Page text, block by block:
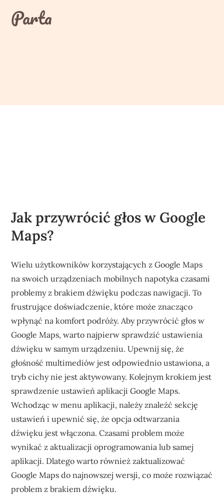
contentParta
Jak przywrócić głos w Google
Maps?
Wielu użytkowników korzystających z Google Maps
na swoich urządzeniach mobilnych napotyka czasami
problemy z brakiem dźwięku podczas nawigacji. To
frustrujące doświadczenie, które może znacząco
wpłynąć na komfort podróży. Aby przywrócić głos w
Google Maps, warto najpierw sprawdzić ustawienia
dźwięku w samym urządzeniu. Upewnij się, że
głośność multimediów jest odpowiednio ustawiona, a
tryb cichy nie jest aktywowany. Kolejnym krokiem jest
sprawdzenie ustawień aplikacji Google Maps.
Wchodząc w menu aplikacji, należy znaleźć sekcję
ustawień i upewnić się, że opcja odtwarzania
dźwięku jest włączona. Czasami problem może
wynikać z aktualizacji oprogramowania lub samej
aplikacji. Dlatego warto również zaktualizować
Google Maps do najnowszej wersji, co może rozwiązać
problem z brakiem dźwięku.